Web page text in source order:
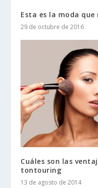
Esta es la moda
29 de octubre de 2016
Cuáles son las
tontouring
13 de agosto de 2014